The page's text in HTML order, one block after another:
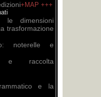
+MAP +++
le dimensioni
trasformazione
noterelle e
e raccolta
e la